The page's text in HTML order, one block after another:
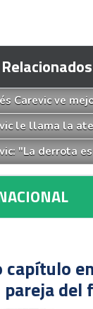
Carevic ve
le llama la
"La derrota
capítulo
pareja